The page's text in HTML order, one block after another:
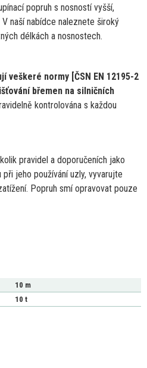
popruh s nosností vyšší,
V naší nabídce naleznete široký
délkách a nosnostech.
veškeré normy [ČSN EN 12195-2
břemen na silničních
kontrolována s každou
pravidel a doporučeních jako
při jeho používání uzly, vyvarujte
Popruh smí opravovat pouze
10 m
10 t